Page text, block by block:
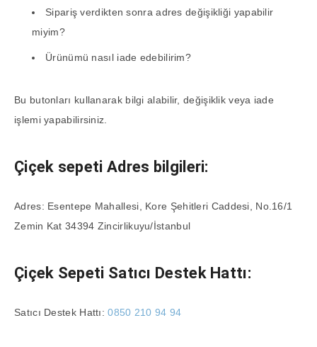
Sipariş verdikten sonra adres değişikliği yapabilir
miyim?
Ürünümü nasıl iade edebilirim?
Bu butonları kullanarak bilgi alabilir, değişiklik veya iade
işlemi yapabilirsiniz.
Çiçek sepeti Adres bilgileri:
Adres: Esentepe Mahallesi, Kore Şehitleri Caddesi, No.16/1
Zemin Kat 34394 Zincirlikuyu/İstanbul
Çiçek Sepeti Satıcı Destek Hattı:
Satıcı Destek Hattı:0850 210 94 94